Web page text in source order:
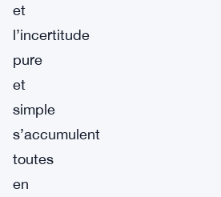
et
l’incertitude
pure
et
simple
s’accumulent
toutes
en